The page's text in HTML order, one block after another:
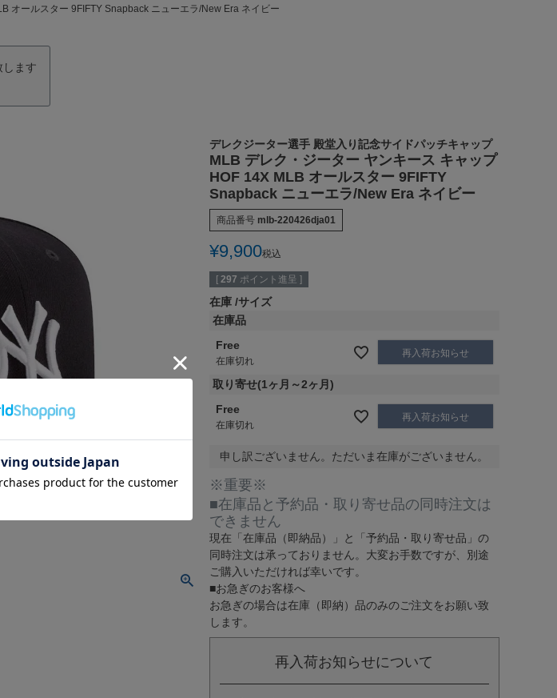
オールスター 9FIFTY Snapback ニューエラ/New Era ネイビー
ます
デレクジーター選手 殿堂入り記念サイドパッチキャップ
MLB デレク・ジーター ヤンキース キャップ
HOF 14X MLB オールスター 9FIFTY
Snapback ニューエラ/New Era ネイビー
商品番号 mlb-220426dja01
¥9,900税込
[ 297 ポイント進呈 ]
在庫 サイズ
在庫品
Free
在庫切れ
再入荷お知らせ
取り寄せ(1ヶ月～2ヶ月)
Free
在庫切れ
再入荷お知らせ
申し訳ございません。ただいま在庫がございません。
※重要※
■在庫品と予約品・取り寄せ品の同時注文は
できません
現在 「在庫品（即納品）」 と 「予約品・取り寄せ品」 の
同時注文は承っておりません。大変お手数ですが、別途
ご購入いただければ幸いです。
■お急ぎのお客様へ
お急ぎの場合は在庫（即納）品のみのご注文をお願い致
します。
再入荷お知らせについて